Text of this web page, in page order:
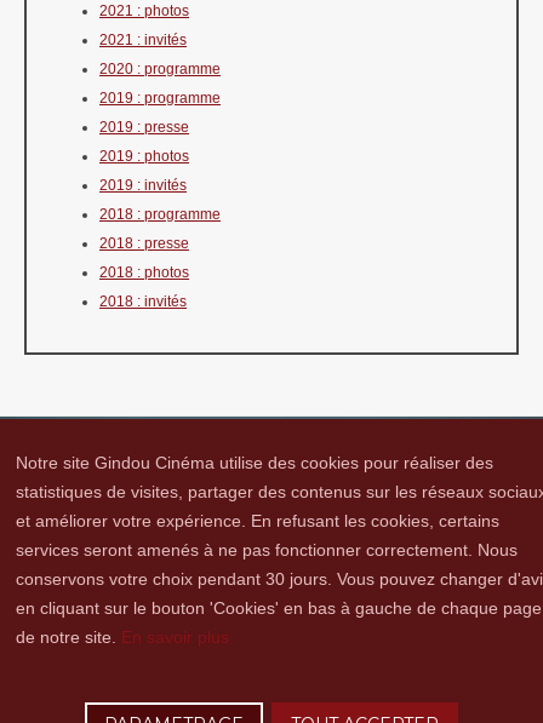
2021 : photos
2021 : invités
2020 : programme
2019 : programme
2019 : presse
2019 : photos
2019 : invités
2018 : programme
2018 : presse
2018 : photos
2018 : invités
Gindou Cinéma Contacts Lettre d'infos Réseaux sociaux Partenaires
Copyright © 2016 Gindou Cinéma | Gindou Cinéma -Le Bourg - 46250 Gindou |
Notre site Gindou Cinéma utilise des cookies pour réaliser des
statistiques de visites, partager des contenus sur les réseaux
et améliorer votre expérience. En refusant les cookies, certains
services seront amenés à ne pas fonctionner correctement. Nous
conservons votre choix pendant 30 jours. Vous pouvez changer
en cliquant sur le bouton 'Cookies' en bas à gauche de chaque page
de notre site. En savoir plus